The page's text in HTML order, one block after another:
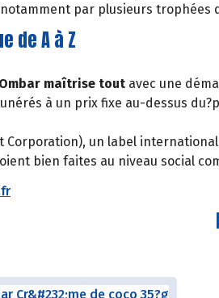
par plusieurs trophées
de A à Z
Ombar maîtrise tout avec une
à un prix fixe au-dessus
Corporation), un label
bien faites au niveau social